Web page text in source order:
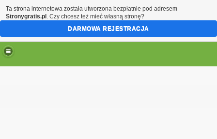
Ta strona internetowa została utworzona bezpłatnie pod adresem
Stronygratis.pl . Czy chcesz też mieć własną stronę?
DARMOWA REJESTRACJA